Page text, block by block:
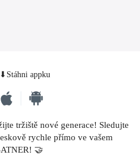
⬇Stáhni appku
tržiště nové generace! Sledujte
rychle přímo ve vašem
🤝